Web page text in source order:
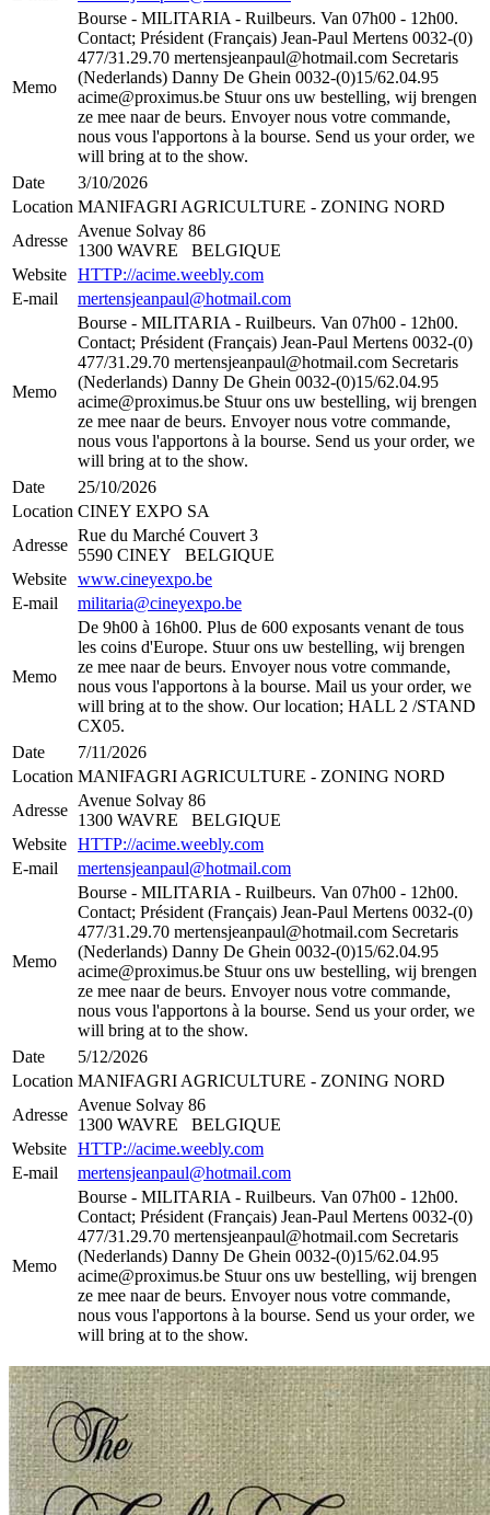
Memo
Bourse - MILITARIA - Ruilbeurs. Van 07h00 - 12h00.
Contact; Président (Français) Jean-Paul Mertens 0032-(0)
477/31.29.70 ​mertensjeanpaul@hotmail.com Secretaris
(Nederlands) Danny De Ghein 0032-(0)15/62.04.95
acime@proximus.be Stuur ons uw bestelling, wij brengen
ze mee naar de beurs. Envoyer nous votre commande,
nous vous l'apportons à la bourse. Send us your order, we
will bring at to the show.
Date
3/10/2026
Location MANIFAGRI AGRICULTURE - ZONING NORD
Adresse
Avenue Solvay 86
1300 WAVRE BELGIQUE
Website HTTP://acime.weebly.com
E-mail
mertensjeanpaul@hotmail.com
Memo
Bourse - MILITARIA - Ruilbeurs. Van 07h00 - 12h00.
Contact; Président (Français) Jean-Paul Mertens 0032-(0)
477/31.29.70 ​mertensjeanpaul@hotmail.com Secretaris
(Nederlands) Danny De Ghein 0032-(0)15/62.04.95
acime@proximus.be Stuur ons uw bestelling, wij brengen
ze mee naar de beurs. Envoyer nous votre commande,
nous vous l'apportons à la bourse. Send us your order, we
will bring at to the show.
Date
25/10/2026
Location CINEY EXPO SA
Adresse
Rue du Marché Couvert 3
5590 CINEY BELGIQUE
Website www.cineyexpo.be
E-mail
militaria@cineyexpo.be
Memo
De 9h00 à 16h00. Plus de 600 exposants venant de tous
les coins d'Europe. Stuur ons uw bestelling, wij brengen
ze mee naar de beurs. Envoyer nous votre commande,
nous vous l'apportons à la bourse. Mail us your order, we
will bring at to the show. Our location; HALL 2 /STAND
CX05.
Date
7/11/2026
Location MANIFAGRI AGRICULTURE - ZONING NORD
Adresse
Avenue Solvay 86
1300 WAVRE BELGIQUE
Website HTTP://acime.weebly.com
E-mail
mertensjeanpaul@hotmail.com
Memo
Bourse - MILITARIA - Ruilbeurs. Van 07h00 - 12h00.
Contact; Président (Français) Jean-Paul Mertens 0032-(0)
477/31.29.70 ​mertensjeanpaul@hotmail.com Secretaris
(Nederlands) Danny De Ghein 0032-(0)15/62.04.95
acime@proximus.be Stuur ons uw bestelling, wij brengen
ze mee naar de beurs. Envoyer nous votre commande,
nous vous l'apportons à la bourse. Send us your order, we
will bring at to the show.
Date
5/12/2026
Location MANIFAGRI AGRICULTURE - ZONING NORD
Adresse
Avenue Solvay 86
1300 WAVRE BELGIQUE
Website HTTP://acime.weebly.com
E-mail
mertensjeanpaul@hotmail.com
Memo
Bourse - MILITARIA - Ruilbeurs. Van 07h00 - 12h00.
Contact; Président (Français) Jean-Paul Mertens 0032-(0)
477/31.29.70 ​mertensjeanpaul@hotmail.com Secretaris
(Nederlands) Danny De Ghein 0032-(0)15/62.04.95
acime@proximus.be Stuur ons uw bestelling, wij brengen
ze mee naar de beurs. Envoyer nous votre commande,
nous vous l'apportons à la bourse. Send us your order, we
will bring at to the show.